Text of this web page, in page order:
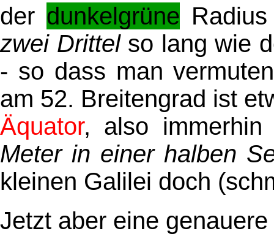
der dunkelgrüne
zwei Drittelso lang wie
- so dass man
am 52. Breitengrad ist
Äquator, also
Meter in einer halben
kleinen Galilei doch
Jetzt aber eine genauere